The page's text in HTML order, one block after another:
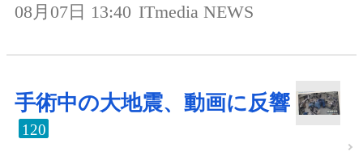
08月07日 13:40 ITmedia NEWS
手術中の大地震、動画に反響
120